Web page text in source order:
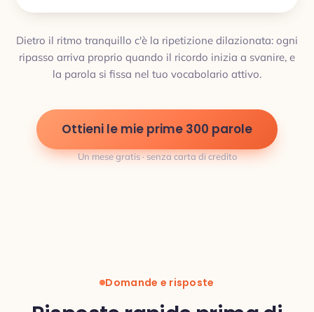
Dietro il ritmo tranquillo c'è la ripetizione dilazionata: ogni
ripasso arriva proprio quando il ricordo inizia a svanire, e
la parola si fissa nel tuo vocabolario attivo.
Ottieni le mie prime 300 parole
Un mese gratis · senza carta di credito
Domande e risposte